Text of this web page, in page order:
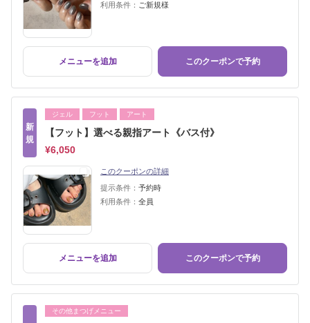
利用条件： ご新規様
メニューを追加 このクーポンで予約
新
規
ジェル フット アート
【フット】選べる親指アート《バス付》
¥6,050
このクーポンの詳細
提示条件： 予約時
利用条件： 全員
メニューを追加 このクーポンで予約
その他まつげメニュー